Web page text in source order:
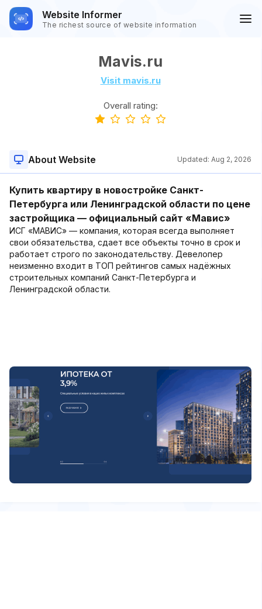
Website Informer
The richest source of website information
Mavis.ru
Visit mavis.ru
Overall rating:
About Website Updated: Aug 2, 2026
Купить квартиру в новостройке Санкт-
Петербурга или Ленинградской области по цене
застройщика — официальный сайт «Мавис»
ИСГ «МАВИС» — компания, которая всегда выполняет
свои обязательства, сдает все объекты точно в срок и
работает строго по законодательству. Девелопер
неизменно входит в ТОП рейтингов самых надёжных
строительных компаний Санкт-Петербурга и
Ленинградской области.